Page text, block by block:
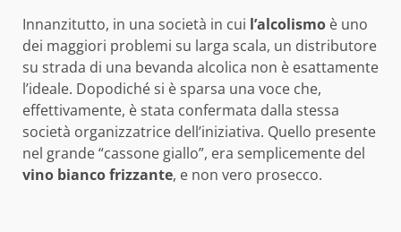
Innanzitutto, in una società in cui l’alcolismo è uno
dei maggiori problemi su larga scala, un distributore
su strada di una bevanda alcolica non è esattamente
l’ideale. Dopodiché si è sparsa una voce che,
effettivamente, è stata confermata dalla stessa
società organizzatrice dell’iniziativa. Quello presente
nel grande “cassone giallo”, era semplicemente del
vino bianco frizzante, e non vero prosecco.